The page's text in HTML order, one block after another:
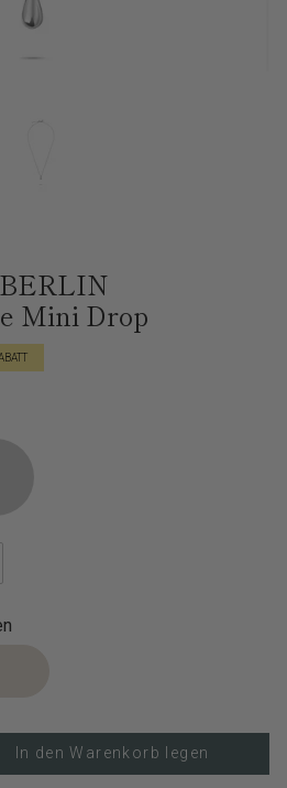
Mini Drop
In den Warenkorb legen